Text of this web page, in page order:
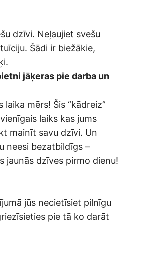
dzīvi. Neļaujiet svešu
Šādi ir biežākie,
jāķeras pie darba un
laika mērs! Šis “kādreiz”
laiks kas jums
mainīt savu dzīvi. Un
neesi bezatbildīgs –
jaunās dzīves pirmo dienu!
jūs necietīsiet pilnīgu
pie tā ko darāt